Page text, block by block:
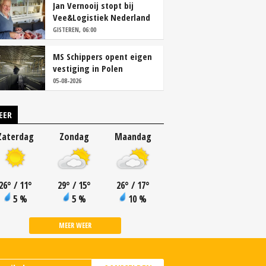
Jan Vernooij stopt bij
Vee&Logistiek Nederland
GISTEREN, 06:00
MS Schippers opent eigen
vestiging in Polen
05-08-2026
° / 11°
5 %
Zondag
29° / 15°
5 %
Maandag
26° / 17°
10 %
MEER WEER